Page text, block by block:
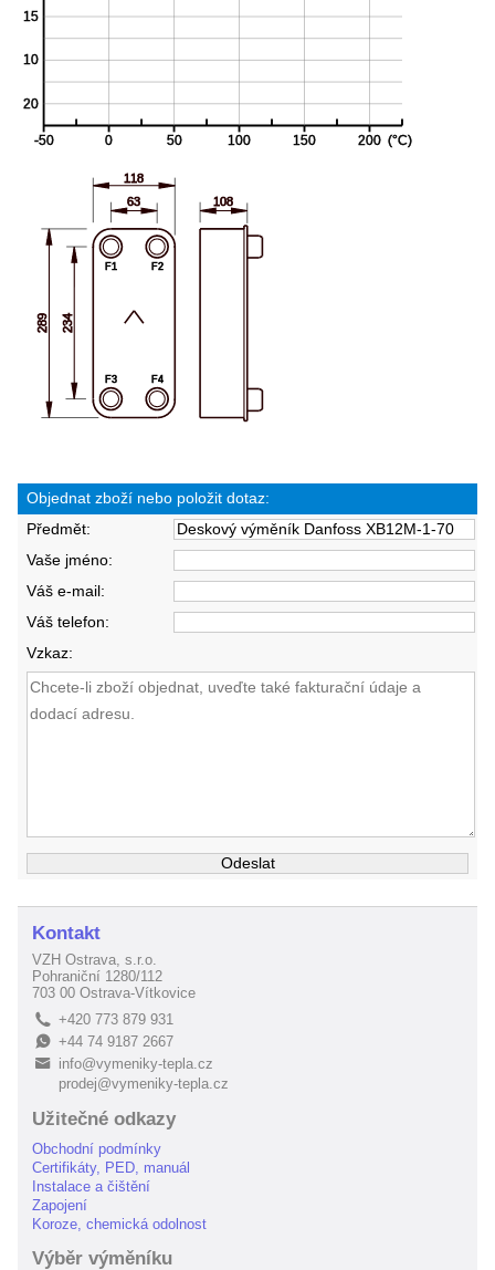
Objednat zboží nebo položit dotaz:
Předmět:
Vaše jméno:
Váš e-mail:
Váš telefon:
Vzkaz:
Kontakt
VZH Ostrava, s.r.o.
Pohraniční 1280/112
703 00 Ostrava-Vítkovice
L +420 773 879 931
E+44 74 9187 2667
B
info@vymeniky-tepla.cz
prodej@vymeniky-tepla.cz
Užitečné odkazy
Obchodní podmínky
Certifikáty, PED, manuál
Instalace a čištění
Zapojení
Koroze, chemická odolnost
Výběr výměníku